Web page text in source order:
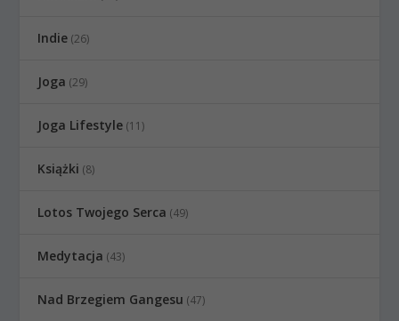
Indie (26)
Joga (29)
Joga Lifestyle (11)
Książki (8)
Lotos Twojego Serca (49)
Medytacja (43)
Nad Brzegiem Gangesu (47)